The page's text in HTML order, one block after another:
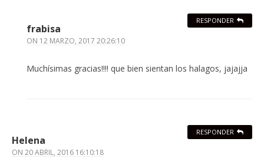
frabisa
ON 12 MARZO, 2017 20:26:10
Muchísimas gracias!!!! que bien sientan los halagos, jajajja
RESPONDER
Helena
ON 20 ABRIL, 2016 16:10:18
RESPONDER